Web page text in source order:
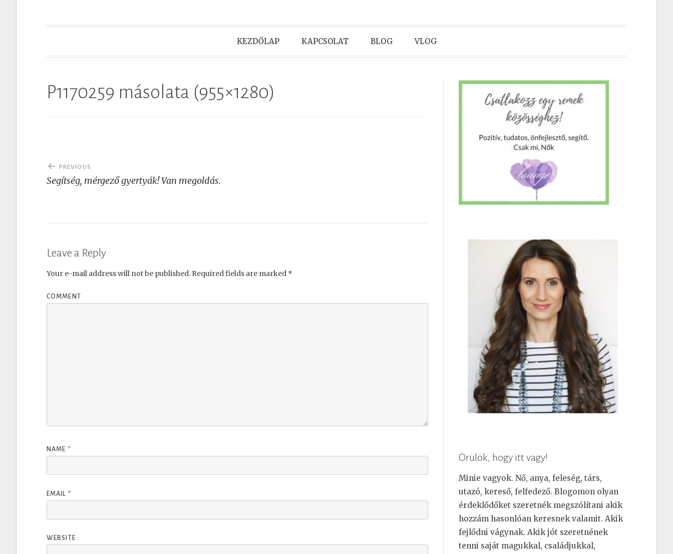
KEZDŐLAP KAPCSOLAT BLOG VLOG
P1170259 másolata (955×1280)
Post
navigation
PREVIOUS
Segítség, mérgező gyertyák! Van megoldás.
Leave a Reply
Your e-mail address will not be published. Required fields are marked *
COMMENT
NAME *
EMAIL *
WEBSITE
Örülök, hogy itt vagy!
Minie vagyok. Nő, anya, feleség, társ,
utazó, kereső, felfedező. Blogomon olyan
érdeklődőket szeretnék megszólítani akik
hozzám hasonlóan keresnek valamit. Akik
fejlődni vágynak. Akik jót szeretnének
tenni saját magukkal, családjukkal,